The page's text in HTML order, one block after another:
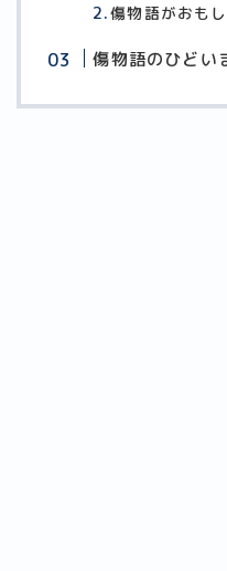
傷物語がおも
傷物語のひどい